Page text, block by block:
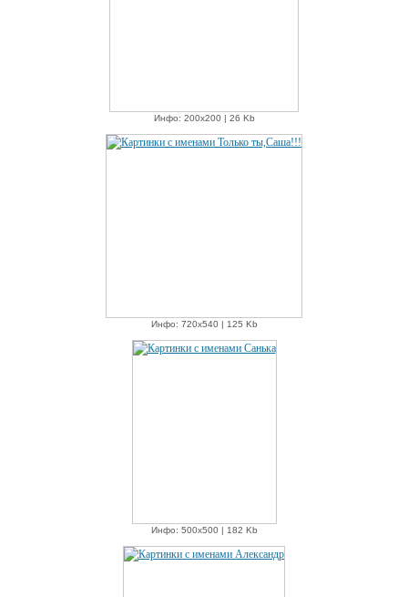
Инфо: 200х200 | 26 Kb
Инфо: 720х540 | 125 Kb
Инфо: 500х500 | 182 Kb